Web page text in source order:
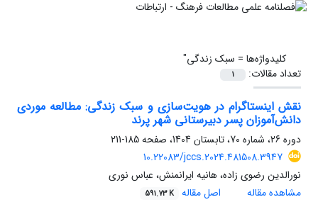
کلیدواژه‌ها = سبک زندگی"
تعداد مقالات:
1
نقش اینستاگرام در هویت‌سازی و سبک زندگی: مطالعه موردی
دانش‌آموزان پسر دبیرستانی شهر پرند
دوره 26، شماره 70، تابستان 1404، صفحه
185-211
10.22083/jccs.2024.481508.3947
نورالدین رضوی زاده، هانیه ایرانمنش، عباس نوری
مشاهده مقاله
اصل مقاله 591.73 K